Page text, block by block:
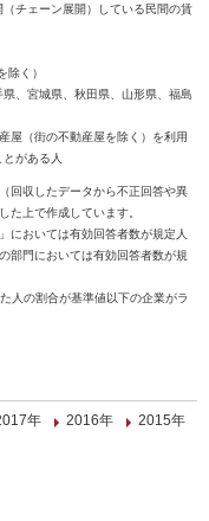
チェーン展開）している民間の賃
除く）
、宮城県、秋田県、山形県、福島
屋（街の不動産屋を除く）を利用
がある人
回収したデータから不正回答や異
た上で作成しています。
においては有効回答者数が規定人
部門においては有効回答者数が規
人の割合が基準値以下の企業がラ
年 2016年
2015年